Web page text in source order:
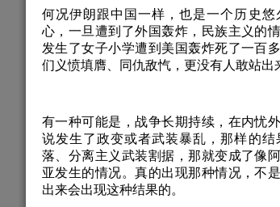
何况伊朗跟中国一样，也是一个历史
心，一旦遭到了外国轰炸，民族主义的
发生了女子小学遭到美国轰炸死了一百
们义愤填膺、同仇敌忾，更没有人敢站出
有一种可能是，战争长期持续，在内忧
说发生了政变或者武装暴乱，那样的
落、分离主义武装割据，那就变成了像
亚发生的情况。真的出现那种情况，不
出来会出现这种结果的。